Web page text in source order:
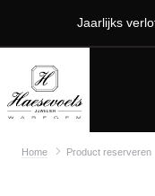
Jaarlijks
Home Product reserveren